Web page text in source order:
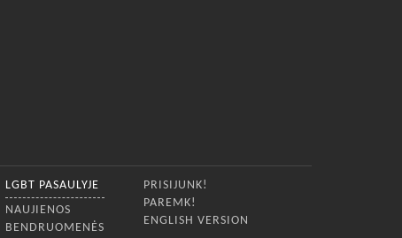
LGBT PASAULYJE
NAUJIENOS
BENDRUOMENĖS
PRISIJUNK!
PAREMK!
ENGLISH VERSION